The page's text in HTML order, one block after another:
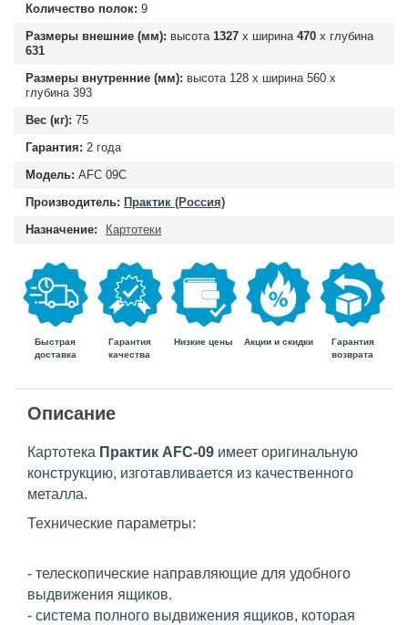
Количество полок: 9
Размеры внешние (мм): высота 1327 х ширина 470 х глубина
631
Размеры внутренние (мм): высота 128 х ширина 560 х
глубина 393
Вес (кг): 75
Гарантия: 2 года
Модель: AFC 09C
Производитель: Практик (Россия)
Назначение:
Картотеки
Быстрая
доставка
Гарантия
качества
Низкие цены Акции и скидки
Гарантия
возврата
Описание
Картотека Практик AFC-09 имеет оригинальную
конструкцию, изготавливается из качественного
металла.
Технические параметры:
- телескопические направляющие для удобного
выдвижения ящиков.
- система полного выдвижения ящиков, которая